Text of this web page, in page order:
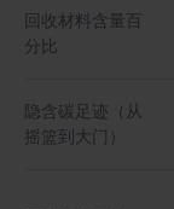
回收材料含量百
分比
隐含碳足迹（从
摇篮到大门）